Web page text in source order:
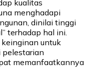
kualitas
menghadapi
dinilai tinggi
terhadap hal ini.
keinginan untuk
pelestarian
memanfaatkannya